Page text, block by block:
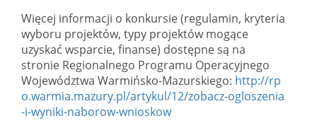
Więcej informacji o konkursie (regulamin, kryteria
wyboru projektów, typy projektów mogące
uzyskać wsparcie, finanse) dostępne są na
stronie Regionalnego Programu Operacyjnego
Województwa Warmińsko-Mazurskiego: http://rp
o.warmia.mazury.pl/artykul/12/zobacz-ogloszenia
-i-wyniki-naborow-wnioskow